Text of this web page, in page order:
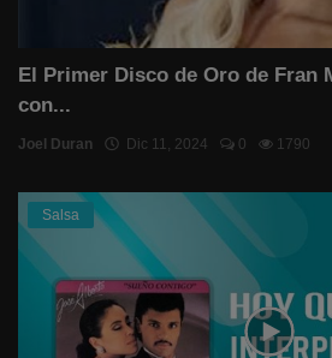
El Primer Disco de Oro de Fran
con...
Joel Duran Dic 11, 2024 0 1790
Salsa